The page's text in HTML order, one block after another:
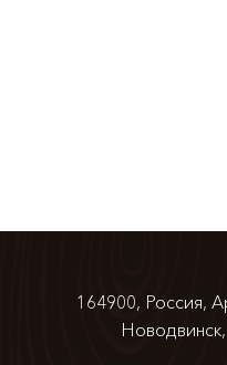
164900, Россия,